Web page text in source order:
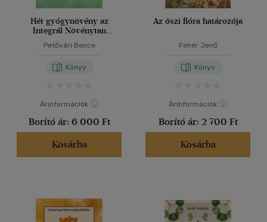
Hét gyógynövény az
Integrál Növénytan
szemléletében
Petővári Bence
Könyv
Árinformációk
Borító ár: 6 000 Ft
Kosárba
Az őszi flóra határozója
Fehér Jenő
Könyv
Árinformációk
Borító ár: 2 700 Ft
Kosárba